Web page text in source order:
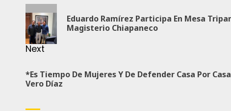
Eduardo Ramírez Participa En Mesa
Magisterio Chiapaneco
Next
*Es Tiempo De Mujeres Y De Defender Casa Por
Vero Díaz